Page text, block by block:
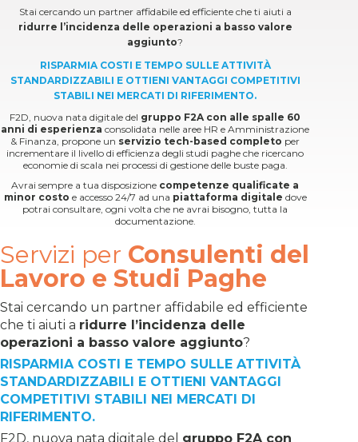
Stai cercando un partner affidabile ed efficiente che ti aiuti a
ridurre l’incidenza delle operazioni a basso valore
aggiunto?
RISPARMIA COSTI E TEMPO SULLE ATTIVITÀ
STANDARDIZZABILI E OTTIENI VANTAGGI COMPETITIVI
STABILI NEI MERCATI DI RIFERIMENTO.
F2D, nuova nata digitale del gruppo F2A con alle spalle 60
anni di esperienza consolidata nelle aree HR e Amministrazione
& Finanza, propone un servizio tech-based completo per
incrementare il livello di efficienza degli studi paghe che ricercano
economie di scala nei processi di gestione delle buste paga.
Avrai sempre a tua disposizione competenze qualificate a
minor costo e accesso 24/7 ad una piattaforma digitale dove
potrai consultare, ogni volta che ne avrai bisogno, tutta la
documentazione.
Servizi per Consulenti del
Lavoro e Studi Paghe
Stai cercando un partner affidabile ed efficiente
che ti aiuti a ridurre l’incidenza delle
operazioni a basso valore aggiunto?
RISPARMIA COSTI E TEMPO SULLE ATTIVITÀ
STANDARDIZZABILI E OTTIENI VANTAGGI
COMPETITIVI STABILI NEI MERCATI DI
RIFERIMENTO.
F2D, nuova nata digitale del gruppo F2A con